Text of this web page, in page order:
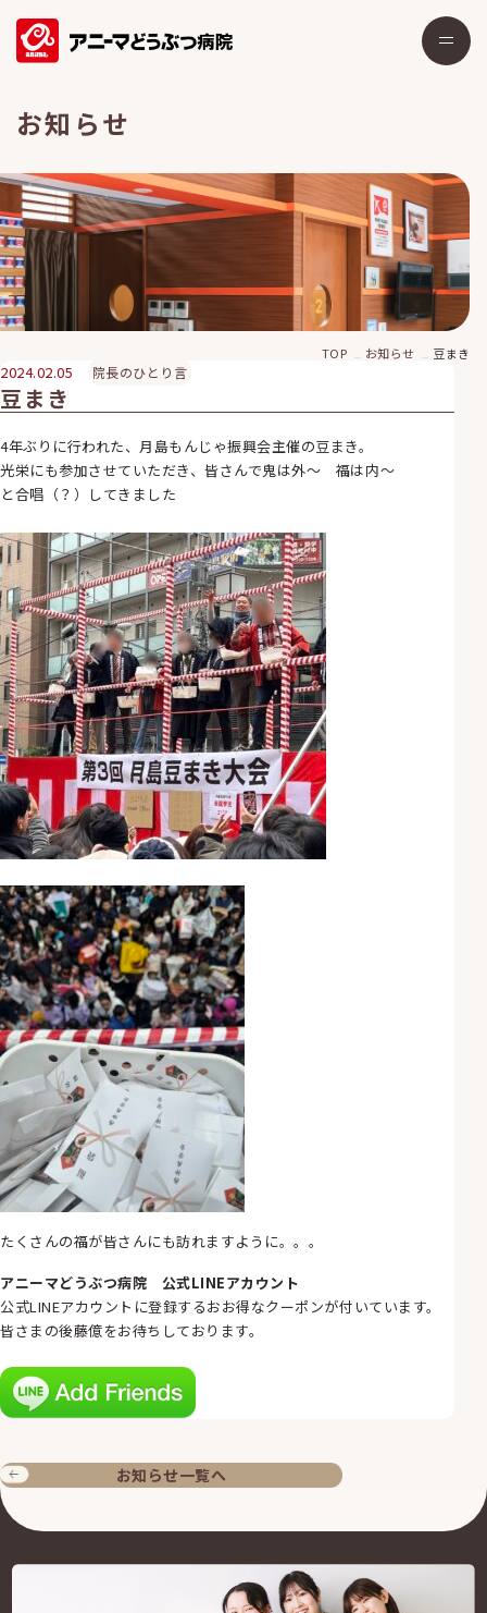
お知らせ
TOP お知らせ 豆まき
2024.02.05 院長のひとり言
豆まき
4年ぶりに行われた、月島もんじゃ振興会主催の豆まき。
光栄にも参加させていただき、皆さんで鬼は外〜 福は内〜
と合唱（？）してきました
たくさんの福が皆さんにも訪れますように。。。
アニーマどうぶつ病院 公式LINEアカウント
公式LINEアカウントに登録するおお得なクーポンが付いています。
皆さまの後藤億をお待ちしております。
お知らせ一覧へ